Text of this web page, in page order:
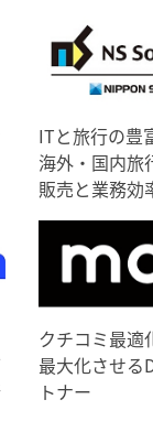
ITと旅行の豊
海外・国内旅
販売と業務効
クチコミ最適
最大化させる
トナー